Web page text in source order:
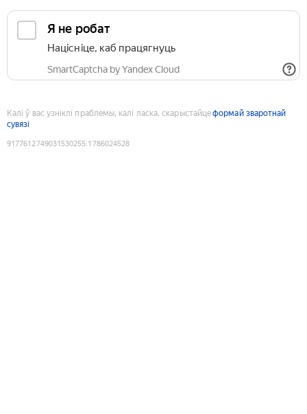
Я не робат
Націсніце, каб працягнуць
SmartCaptcha by Yandex Cloud
Калі ў вас узніклі праблемы, калі ласка, скарыстайцеформай зваротнай
сувязі
9177612749031530255:1786024528